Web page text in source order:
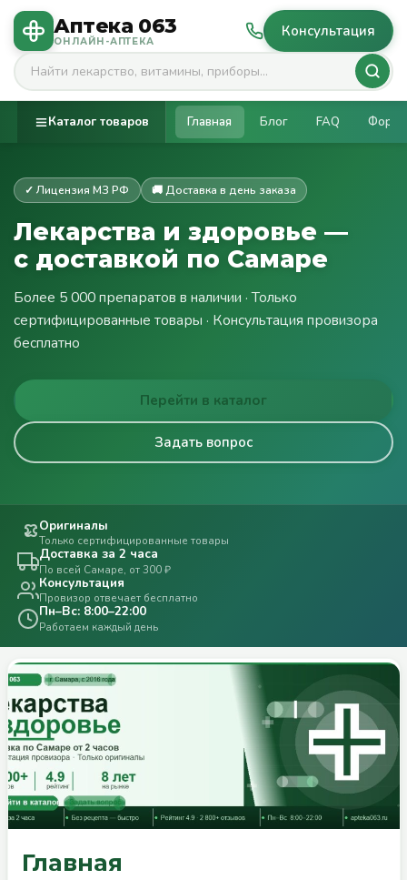
Аптека 063
ОНЛАЙН-АПТЕКА
Консультация
Каталог товаров Главная Блог FAQ Форум
✓ Лицензия МЗ РФ 🚚 Доставка в день заказа
Лекарства и здоровье —
с доставкой по Самаре
Более 5 000 препаратов в наличии · Только
сертифицированные товары · Консультация провизора
бесплатно
Перейти в каталог
Задать вопрос
Оригиналы
Только сертифицированные товары
Доставка за 2 часа
По всей Самаре, от 300 ₽
Консультация
Провизор отвечает бесплатно
Пн–Вс: 8:00–22:00
Работаем каждый день
Главная